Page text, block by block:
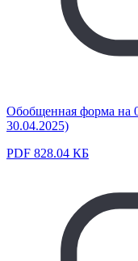
Обобщенная форма на
30.04.2025)
PDF 828.04 КБ